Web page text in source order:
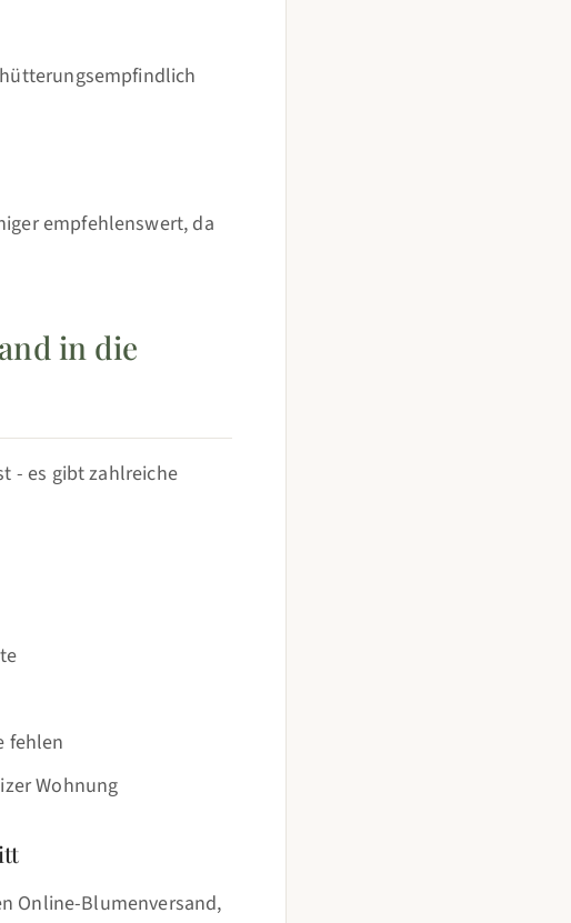
empfehlenswert, da
in die
- es gibt zahlreiche
fehlen
Wohnung
Online-Blumenversand,